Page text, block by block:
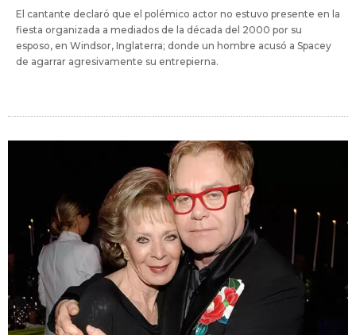
El cantante declaró que el polémico actor no estuvo presente en la
fiesta organizada a mediados de la década del 2000 por su
esposo, en Windsor, Inglaterra; donde un hombre acusó a Spacey
de agarrar agresivamente su entrepierna.